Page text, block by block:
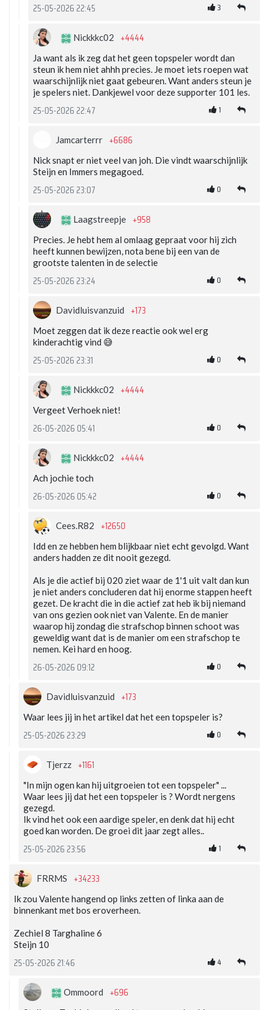
25-05-2026 22:45 3
Nickkkc02 +4444
Ja want als ik zeg dat het geen topspeler wordt dan
steun ik hem niet ahhh precies. Je moet iets roepen wat
waarschijnlijk niet gaat gebeuren. Want anders steun je
je spelers niet. Dankjewel voor deze supporter 101 les.
25-05-2026 22:47 1
Jamcarterrr +6686
Nick snapt er niet veel van joh. Die vindt waarschijnlijk
Steijn en Immers megagoed.
25-05-2026 23:07 0
Laagstreepje +958
Precies. Je hebt hem al omlaag gepraat voor hij zich
heeft kunnen bewijzen, nota bene bij een van de
grootste talenten in de selectie
25-05-2026 23:24 0
Davidluisvanzuid +173
Moet zeggen dat ik deze reactie ook wel erg
kinderachtig vind 😅
25-05-2026 23:31 0
Nickkkc02 +4444
Vergeet Verhoek niet!
26-05-2026 05:41 0
Nickkkc02 +4444
Ach jochie toch
26-05-2026 05:42 0
Cees.R82 +12650
Idd en ze hebben hem blijkbaar niet echt gevolgd. Want
anders hadden ze dit nooit gezegd.
Als je die actief bij 020 ziet waar de 1'1 uit valt dan kun
je niet anders concluderen dat hij enorme stappen heeft
gezet. De kracht die in die actief zat heb ik bij niemand
van ons gezien ook niet van Valente. En de manier
waarop hij zondag die strafschop binnen schoot was
geweldig want dat is de manier om een strafschop te
nemen. Kei hard en hoog.
26-05-2026 09:12 0
Davidluisvanzuid +173
Waar lees jij in het artikel dat het een topspeler is?
25-05-2026 23:29 0
Tjerzz +1161
"In mijn ogen kan hij uitgroeien tot een topspeler" ...
Waar lees jij dat het een topspeler is ? Wordt nergens
gezegd.
Ik vind het ook een aardige speler, en denk dat hij echt
goed kan worden. De groei dit jaar zegt alles..
25-05-2026 23:56 1
FRRMS +34233
Ik zou Valente hangend op links zetten of linka aan de
binnenkant met bos eroverheen.
Zechiel 8 Targhaline 6
Steijn 10
25-05-2026 21:46 4
Ommoord +696